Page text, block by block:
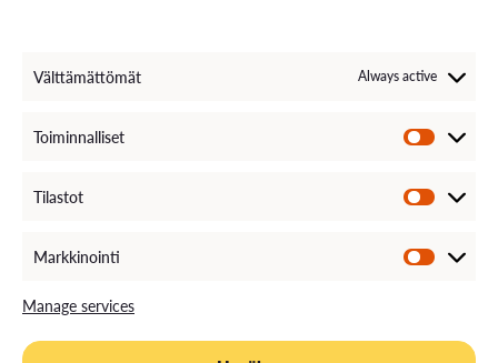
Välttämättömät Always active
Toiminnalliset
Tilastot
Markkinointi
Manage services
Come Work with Us